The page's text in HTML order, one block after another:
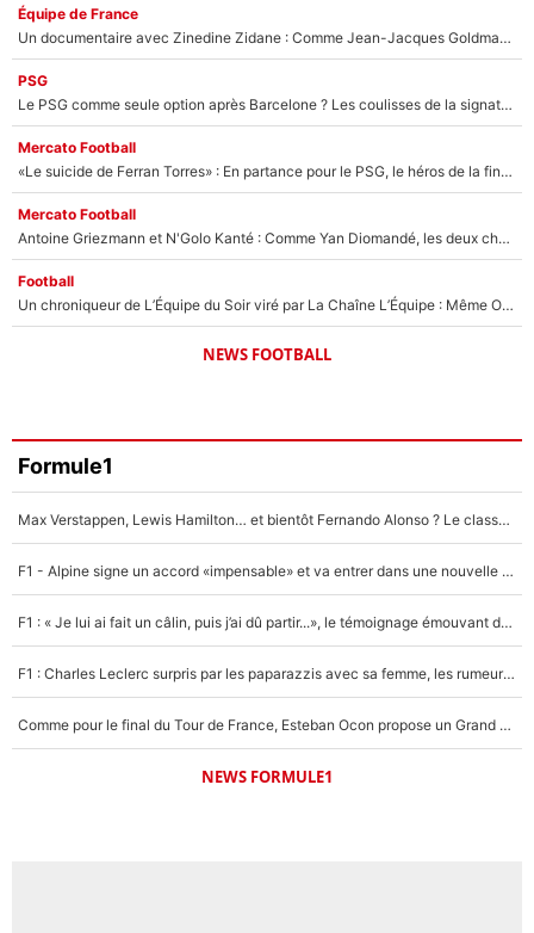
Équipe de France
Un documentaire avec Zinedine Zidane : Comme Jean-Jacques Goldman et Mylène Farmer, le nouveau sélectionneur de l'équipe de France a recalé une journaliste très connue
PSG
Le PSG comme seule option après Barcelone ? Les coulisses de la signature historique de Lionel Messi sont révélées au grand jour !
Mercato Football
«Le suicide de Ferran Torres» : En partance pour le PSG, le héros de la finale de la Coupe du monde s'attire les foudres de la presse espagnole !
Mercato Football
Antoine Griezmann et N'Golo Kanté : Comme Yan Diomandé, les deux champions du monde ont refusé de signer au PSG !
Football
Un chroniqueur de L’Équipe du Soir viré par La Chaîne L’Équipe : Même Olivier Ménard n’avait pas pu empêcher son départ, «je l’ai appris sur Twitter, je l’ai vécu assez mal»
NEWS FOOTBALL
Formule1
Max Verstappen, Lewis Hamilton… et bientôt Fernando Alonso ? Le classement des pilotes les mieux payés en Formule 1 risque de changer !
F1 - Alpine signe un accord «impensable» et va entrer dans une nouvelle dimension : Grande nouvelle pour Pierre Gasly !
F1 : « Je lui ai fait un câlin, puis j’ai dû partir...», le témoignage émouvant de Max Verstappen sur sa fille
F1 : Charles Leclerc surpris par les paparazzis avec sa femme, les rumeurs étaient vraies !
Comme pour le final du Tour de France, Esteban Ocon propose un Grand Prix de Formule 1 à Paris : «Autour de l’Arc de Triomphe, ce serait génial» !
NEWS FORMULE1